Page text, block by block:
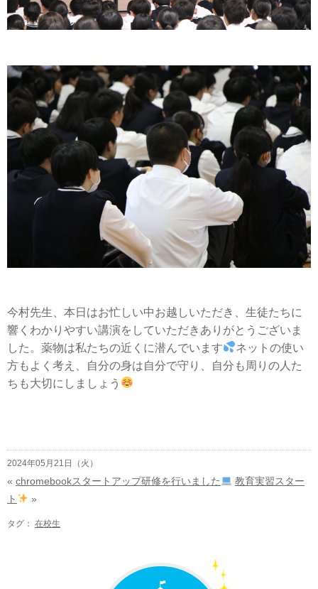
今村先生、本日はお忙しい中お越しいただき、生徒たちに
響くわかりやすい講演をしていただきありがとうございま
した。薬物は私たちの近くに潜んでいます
ネットの使い
方もよく考え、自分の身は自分で守り、自分も周りの人た
ちも大切にしましょう
2024年05月21日（火）
« chromebookスタートアップ研修を行いました
教育実習スター
ト
»
タグ： 在校生